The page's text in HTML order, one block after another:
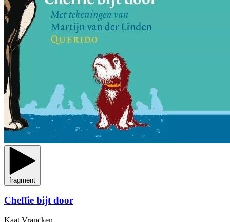
fragment
Cheffie bijt door
Kaat Vrancken